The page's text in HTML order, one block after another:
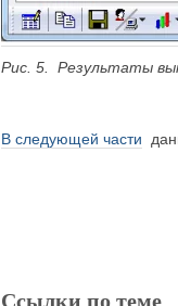
Рис.5. Результаты
В следующей части
Ссылки по теме